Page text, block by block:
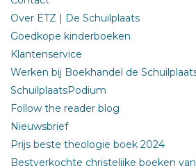
Over ETZ | De Schuilplaats
Goedkope kinderboeken
Klantenservice
Werken bij Boekhandel de
SchuilplaatsPodium
Follow the reader blog
Nieuwsbrief
Prijs beste theologie boek 2024
Bestverkochte christelijke boeken